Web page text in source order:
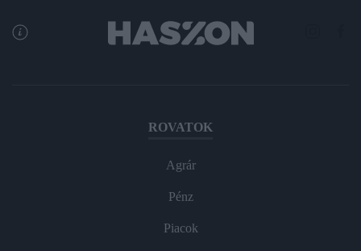
ROVATOK
Agrár
Pénz
Piacok